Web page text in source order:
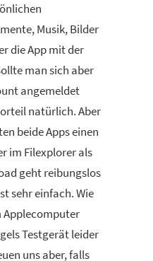
Musik, Bilder
die App mit der
man sich aber
angemeldet
natürlich. Aber
beide Apps einen
im Filexplorer als
geht reibungslos
sehr einfach. Wie
Applecomputer
Testgerät leider
uns aber, falls